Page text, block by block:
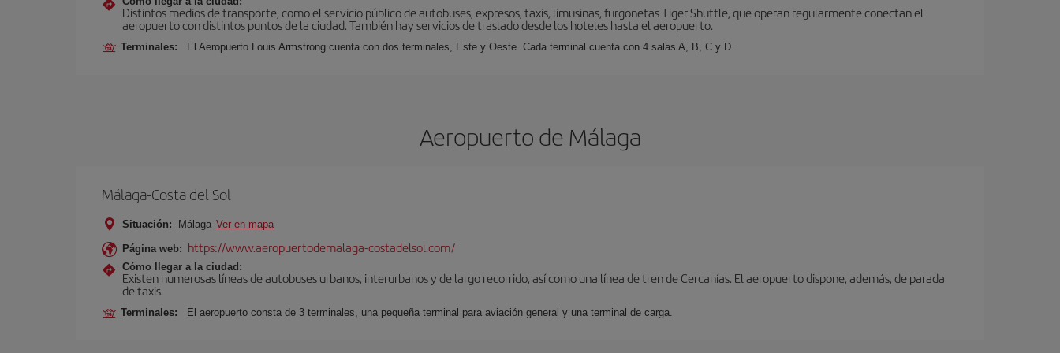
Distintos medios de transporte, como el servicio público de autobuses, expresos, taxis, limusinas, furgonetas Tiger Shuttle, que operan regularmente conectan el
aeropuerto con distintos puntos de la ciudad. También hay servicios de traslado desde los hoteles hasta el aeropuerto.
Terminales: El Aeropuerto Louis Armstrong cuenta con dos terminales, Este y Oeste. Cada terminal cuenta con 4 salas A, B, C y D.
Aeropuerto de Málaga
Málaga-Costa del Sol
Situación: Málaga Ver en mapa
Página web: https://www.aeropuertodemalaga-costadelsol.com/
Cómo llegar a la ciudad:
Existen numerosas líneas de autobuses urbanos, interurbanos y de largo recorrido, así como una línea de tren de Cercanías. El aeropuerto dispone, además, de parada
de taxis.
Terminales: El aeropuerto consta de 3 terminales, una pequeña terminal para aviación general y una terminal de carga.